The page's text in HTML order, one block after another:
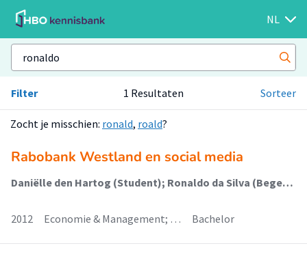
NL
Filter 1 Resultaten Sorteer
Zocht je misschien: ronald, roald?
Rabobank Westland en social media
Daniëlle den Hartog (Student); Ronaldo da Silva (Begeleider)
2012 Economie & Management; … Bachelor